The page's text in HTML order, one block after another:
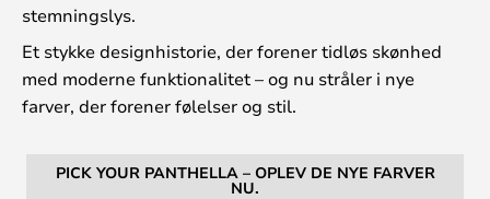
stemningslys.
Et stykke designhistorie, der forener tidløs skønhed
med moderne funktionalitet – og nu stråler i nye
farver, der forener følelser og stil.
PICK YOUR PANTHELLA – OPLEV DE NYE FARVER
NU.